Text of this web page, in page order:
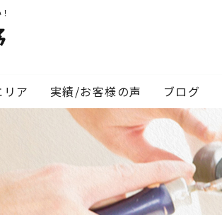
ア 実績/お客様の声 ブログ